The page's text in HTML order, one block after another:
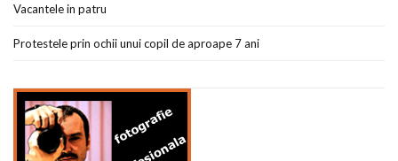
Vacantele in patru
Protestele prin ochii unui copil de aproape 7 ani